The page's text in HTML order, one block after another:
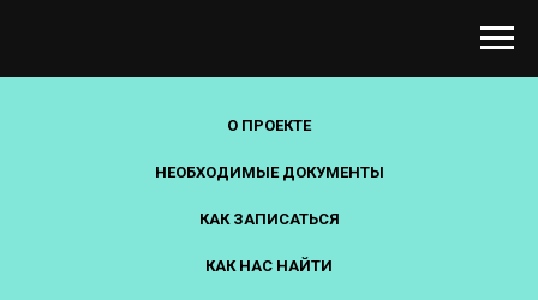
О ПРОЕКТЕ
НЕОБХОДИМЫЕ ДОКУМЕНТЫ
КАК ЗАПИСАТЬСЯ
КАК НАС НАЙТИ